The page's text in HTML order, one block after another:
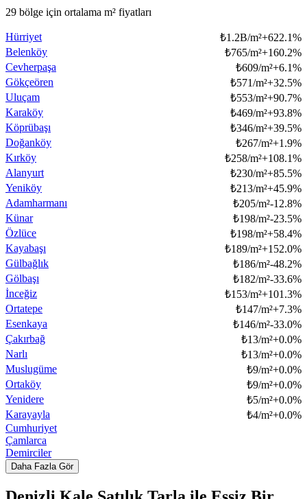
29 bölge için ortalama m² fiyatları
Hürriyet ₺1.2B/m²+622.1%
Belenköy
₺765/m²+160.2%
Cevherpaşa
₺609/m²+6.1%
Gökçeören
₺571/m²+32.5%
Uluçam
₺553/m²+90.7%
Karaköy
₺469/m²+93.8%
Köprübaşı
₺346/m²+39.5%
Doğanköy
₺267/m²+1.9%
Kırköy
₺258/m²+108.1%
Alanyurt
₺230/m²+85.5%
Yeniköy
₺213/m²+45.9%
Adamharmanı
₺205/m²-12.8%
Künar
₺198/m²-23.5%
Özlüce
₺198/m²+58.4%
Kayabaşı
₺189/m²+152.0%
Gülbağlık
₺186/m²-48.2%
Gölbaşı
₺182/m²-33.6%
İnceğiz
₺153/m²+101.3%
Ortatepe
₺147/m²+7.3%
Esenkaya
₺146/m²-33.0%
Çakırbağ
₺13/m²+0.0%
Narlı
₺13/m²+0.0%
Muslugüme
₺9/m²+0.0%
Ortaköy
₺9/m²+0.0%
Yenidere
₺5/m²+0.0%
Karayayla
₺4/m²+0.0%
Cumhuriyet
Çamlarca
Demirciler
Daha Fazla Gör